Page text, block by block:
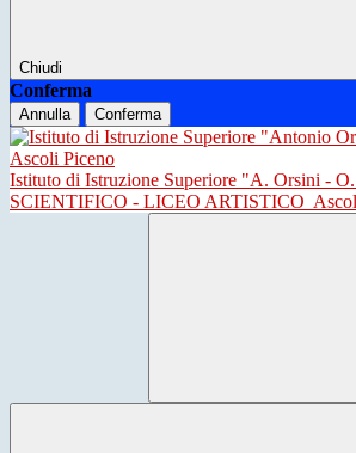
Chiudi
Conferma
Annulla Conferma
Istituto di Istruzione Superiore "A. Orsini -
SCIENTIFICO - LICEO ARTISTICO